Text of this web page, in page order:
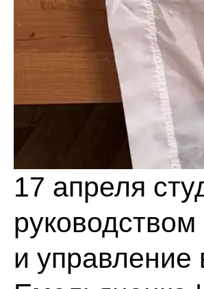
17 апреля
и управление